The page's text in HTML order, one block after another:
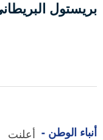
بريستول
أنباء الوطن - أعلنت